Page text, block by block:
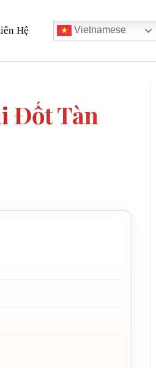
Hệ Vietnamese
Đốt Tàn